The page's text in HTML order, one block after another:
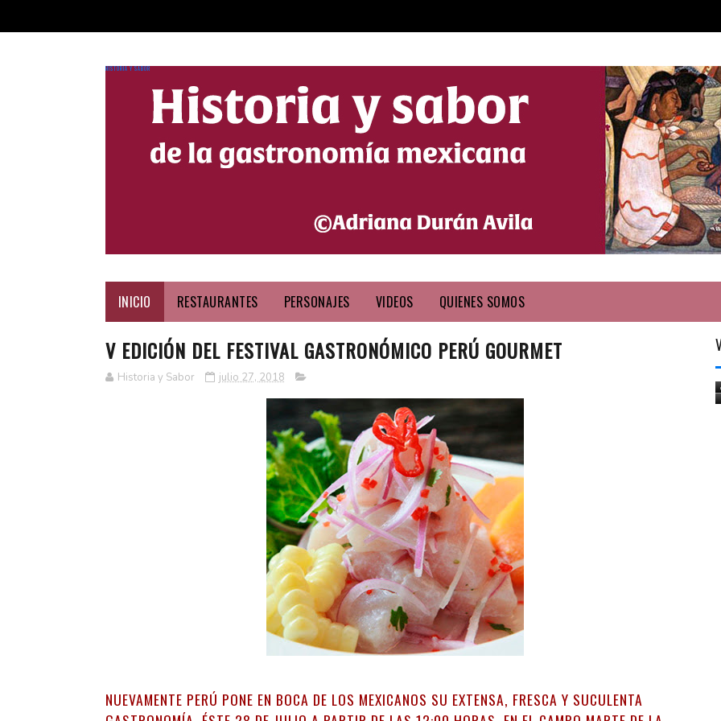
HISTORIA Y SABOR
INICIO RESTAURANTES PERSONAJES VIDEOS QUIENES SOMOS
V EDICIÓN DEL FESTIVAL GASTRONÓMICO PERÚ GOURMET
Historia y Sabor julio 27, 2018
NUEVAMENTE PERÚ PONE EN BOCA DE LOS MEXICANOS SU EXTENSA, FRESCA Y SUCULENTA